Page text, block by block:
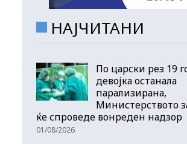
НАЈЧИТАНИ
По царски рез 19
девојка останала
парализирана,
Министерството
ќе спроведе вонреден надзор
01/08/2026